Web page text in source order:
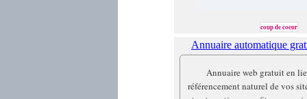
coup de coeur
Annuaire automatique
Annuaire web gratuit en
référencement naturel de vos